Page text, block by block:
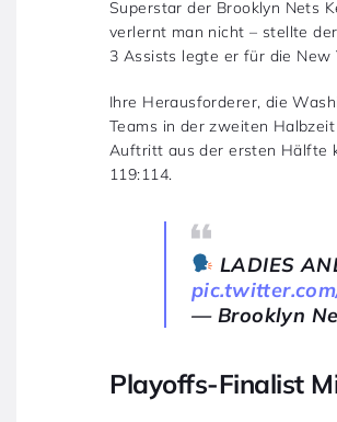
Superstar der Brooklyn Nets
verlernt man nicht – stellte
3 Assists legte er für die New
Ihre Herausforderer, die
Teams in der zweiten
Auftritt aus der ersten Hälfte
119:114.
LADIES
— Brooklyn
Playoffs-Finalist